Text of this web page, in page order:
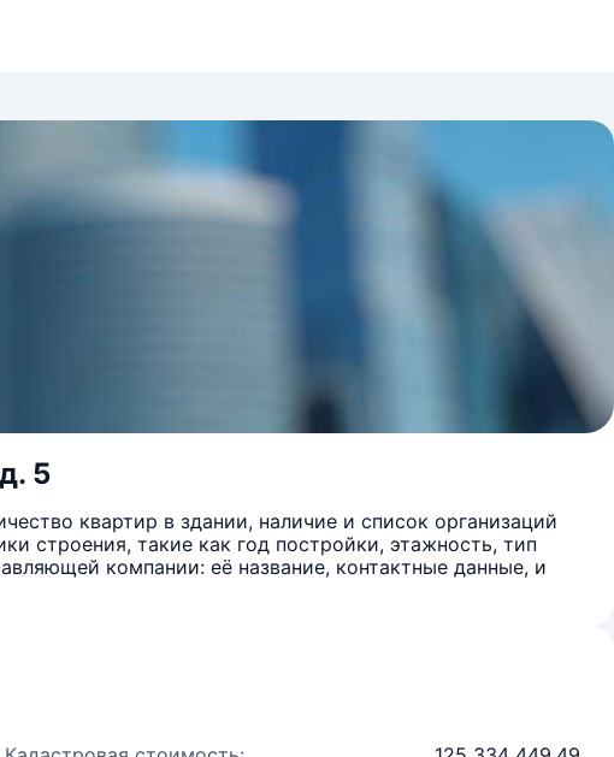
5
квартир в здании, наличие и список организаций
строения, такие как год постройки, этажность, тип
компании: её название, контактные данные, и